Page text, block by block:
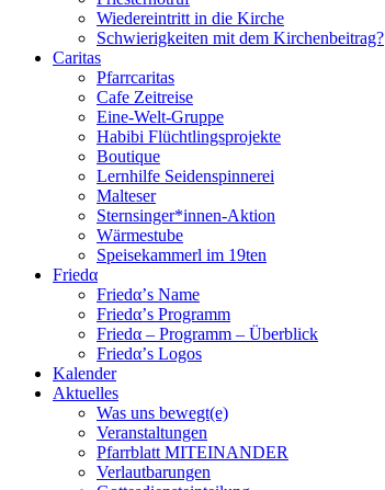
Wiedereintritt in die Kirche
Schwierigkeiten mit dem Kirchenbeitrag?
Caritas
Pfarrcaritas
Cafe Zeitreise
Eine-Welt-Gruppe
Habibi Flüchtlingsprojekte
Boutique
Lernhilfe Seidenspinnerei
Malteser
Sternsinger*innen-Aktion
Wärmestube
Speisekammerl im 19ten
Friedα
Friedα’s Name
Friedα’s Programm
Friedα – Programm – Überblick
Friedα’s Logos
Kalender
Aktuelles
Was uns bewegt(e)
Veranstaltungen
Pfarrblatt MITEINANDER
Verlautbarungen